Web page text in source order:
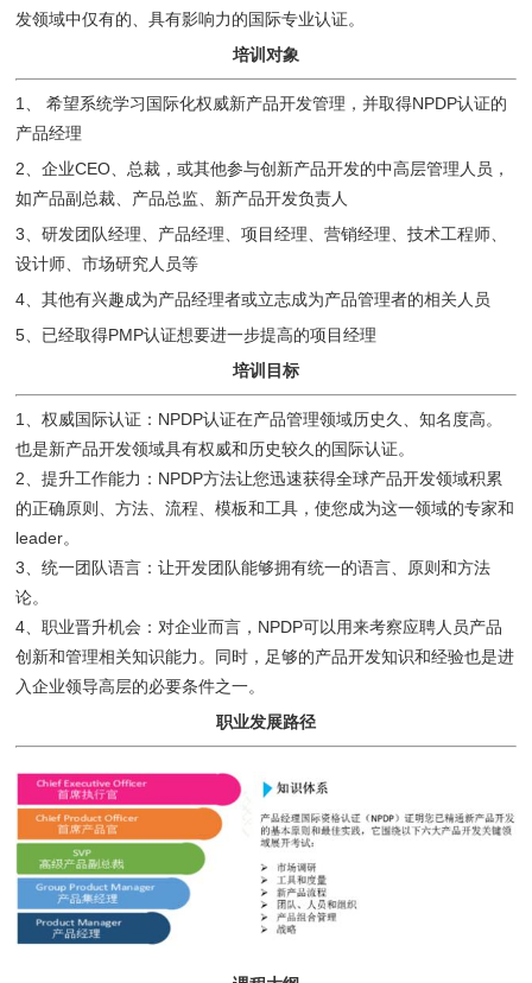
发领域中仅有的、具有影响力的国际专业认证。
培训对象
1、 希望系统学习国际化权威新产品开发管理，并取得NPDP认证的
产品经理
2、企业CEO、总裁，或其他参与创新产品开发的中高层管理人员，
如产品副总裁、产品总监、新产品开发负责人
3、研发团队经理、产品经理、项目经理、营销经理、技术工程师、
设计师、市场研究人员等
4、其他有兴趣成为产品经理者或立志成为产品管理者的相关人员
5、已经取得PMP认证想要进一步提高的项目经理
培训目标
1、权威国际认证：NPDP认证在产品管理领域历史久、知名度高。
也是新产品开发领域具有权威和历史较久的国际认证。
2、提升工作能力：NPDP方法让您迅速获得全球产品开发领域积累
的正确原则、方法、流程、模板和工具，使您成为这一领域的专家和
leader。
3、统一团队语言：让开发团队能够拥有统一的语言、原则和方法
论。
4、职业晋升机会：对企业而言，NPDP可以用来考察应聘人员产品
创新和管理相关知识能力。同时，足够的产品开发知识和经验也是进
入企业领导高层的必要条件之一。
职业发展路径